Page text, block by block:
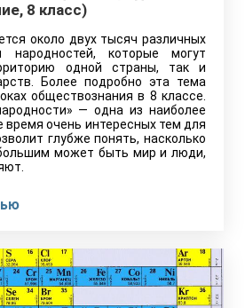
8 класс)
около двух тысяч различных
которые могут
одной страны, так и
Более подробно эта тема
обществознания в 8 классе.
— одна из наиболее
время очень интересных тем для
глубже понять, насколько
может быть мир и люди,